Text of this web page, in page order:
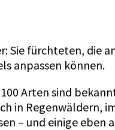
: Sie fürchteten, die
anpassen können.
Arten sind
in Regenwäldern,
– und einige eben